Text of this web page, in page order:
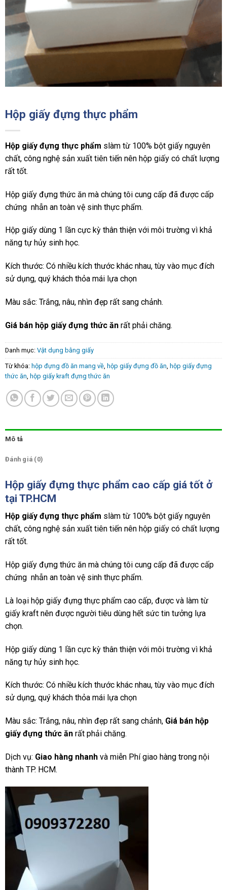
Hộp giấy đựng thực phẩm
Hộp giấy đựng thực phẩm slàm từ 100% bột giấy nguyên
chất, công nghệ sản xuất tiên tiến nên hộp giấy có chất lượng
rất tốt.
Hộp giấy đựng thức ăn mà chúng tôi cung cấp đã được cấp
chứng nhẫn an toàn vệ sinh thực phẩm.
Hộp giấy dùng 1 lần cực kỳ thân thiện với môi trường vì khả
năng tự hủy sinh học.
Kích thước: Có nhiều kích thước khác nhau, tùy vào mục đích
sử dụng, quý khách thỏa mái lựa chọn
Màu sắc: Trắng, nâu, nhìn đẹp rất sang chảnh.
Giá bán hộp giấy đựng thức ăn rất phải chăng.
Danh mục: Vật dụng bằng giấy
Từ khóa: hộp đựng đồ ăn mang về hộp giấy đựng đồ ăn hộp giấy đựng
thức ăn hộp giấy kraft đựng thức ăn
Mô tả
Đánh giá (0)
Hộp giấy đựng thực phẩm cao cấp giá tốt ở
tại TP.HCM
Hộp giấy đựng thực phẩm slàm từ 100% bột giấy nguyên
chất, công nghệ sản xuất tiên tiến nên hộp giấy có chất lượng
rất tốt.
Hộp giấy đựng thức ăn mà chúng tôi cung cấp đã được cấp
chứng nhẫn an toàn vệ sinh thực phẩm.
Là loại hộp giấy đựng thực phẩm cao cấp, được và làm từ
giấy kraft nên được người tiêu dùng hết sức tin tưởng lựa
chọn.
Hộp giấy dùng 1 lần cực kỳ thân thiện với môi trường vì khả
năng tự hủy sinh học.
Kích thước: Có nhiều kích thước khác nhau, tùy vào mục đích
sử dụng, quý khách thỏa mái lựa chọn
Màu sắc: Trắng, nâu, nhìn đẹp rất sang chảnh, Giá bán hộp
giấy đựng thức ăn rất phải chăng.
Dịch vụ: Giao hàng nhanh và miễn Phí giao hàng trong nội
thành TP. HCM.